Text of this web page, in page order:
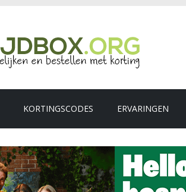
KORTINGSCODES ERVARINGEN